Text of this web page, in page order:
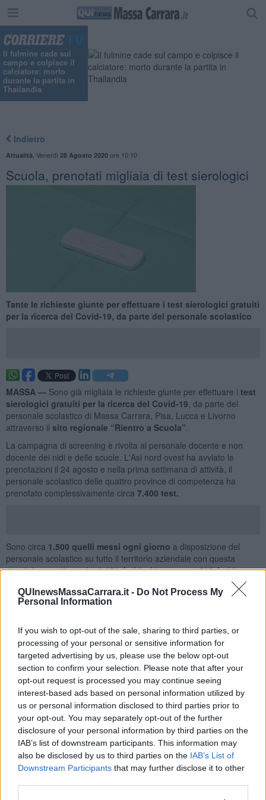
QUInewsMassaCarrara.it - Do Not Process My
Personal Information
If you wish to opt-out of the sale, sharing to third parties, or
processing of your personal or sensitive information for
targeted advertising by us, please use the below opt-out
section to confirm your selection. Please note that after your
opt-out request is processed you may continue seeing
interest-based ads based on personal information utilized by
us or personal information disclosed to third parties prior to
your opt-out. You may separately opt-out of the further
disclosure of your personal information by third parties on the
IAB’s list of downstream participants. This information may
also be disclosed by us to third parties on the IAB’s List of
Downstream Participants that may further disclose it to other
Il fulmine cade sul
campo e colpisce il
calciatore: morto
durante la partita in
Thailandia
Indietro
Attualità Venerdì 28 Agosto 2020ore 10:10
Scuola, prenotati migliaia di test sierologici
Tante le richieste giunte per effettuare i test sierologici gratuiti
per la ricerca del Covid-19, da parte del personale scolastico
MASSA — Sono già migliaia le richieste giunte per effettuare i test
sierologici gratuiti per la ricerca del Covid-19 , da parte del
personale scolastico di Massa Carrara, Pisa, Lucca e Livorno
attraverso il sito regionale “Rientro a Scuola”
La campagna di screening è rivolta al personale docente e non
docente dei nidi e delle scuole. L'Asl nord ovest ha avviato le
prenotazioni il 24 agosto e nella prima settimana di attività, il
personale scolastico delle quattro province di competenza ha
prenotato complessivamente circa 7.400 test.
Sono circa 1.500 quelli messi ogni giorno a disposizione del
personale scolastico su tutto il territorio aziendale con questa
ripartizione settimanale: 2.350 Ambito Livornese, 1.505 Ambito
Pisano, 1.490 Ambito Lucchese, 1.250 Ambito Massa Carrara e
800 Ambito Versilia per un totale di 7.395 test.
Lo screening preventivo, gratuito e su base volontaria, può essere
prenotato fino al 5 settembre e comunque prima dell’avvio
dell’attività scolastica. Per effettuare lo screening il personale
scolastico dovrà rivolgersi in via prioritaria direttamente al proprio
medico di medicina generale o, qualora ciò non fosse possibile, agli
ambulatori delle aziende sanitarie.
Nel caso in cui ci si rivolga al proprio medico di famiglia
quest’ultimo, dotato di un’apposita app (#ascuolainsalute)
sviluppata da Regione Toscana, che registrerà in tempo reale
l’effettuazione e l’esito del test sierologico.
Diversamente,nel caso in cui il personale scolastico decida di
rivolgersi alle strutture ambulatoriali delle Asl, potrà prenotare